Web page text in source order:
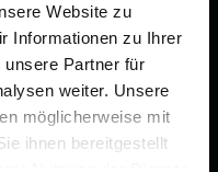
Website zu
Informationen zu Ihrer
unsere Partner für
weiter. Unsere
möglicherweise mit
ihnen bereitgestellt
BESTATTER
Portal
registrieren